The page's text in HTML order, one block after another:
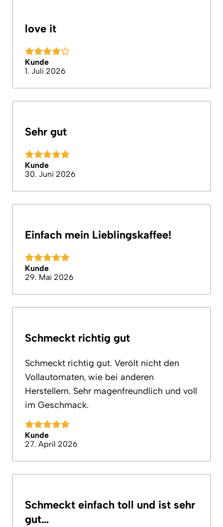
love it
Kunde
1. Juli 2026
Sehr gut
Kunde
30. Juni 2026
Einfach mein Lieblingskaffee!
Kunde
29. Mai 2026
Schmeckt richtig gut
Schmeckt richtig gut. Verölt nicht den
Vollautomaten, wie bei anderen
Herstellern. Sehr magenfreundlich und voll
im Geschmack.
Kunde
27. April 2026
Schmeckt einfach toll und ist sehr
gut…